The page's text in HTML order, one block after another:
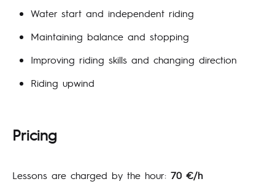
Water start and independent riding
Maintaining balance and stopping
Improving riding skills and changing direction
Riding upwind
Pricing
Lessons are charged by the hour: 70 €/h